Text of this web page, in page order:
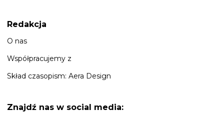
Redakcja
O nas
Współpracujemy z
Skład czasopism: Aera Design
Znajdź nas w social media: